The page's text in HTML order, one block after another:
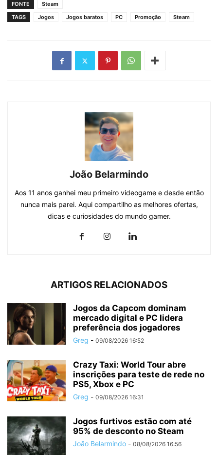
FONTE
Steam
TAGS
Jogos Jogos baratos PC Promoção Steam
João Belarmindo
Aos 11 anos ganhei meu primeiro videogame e desde então
nunca mais parei. Aqui compartilho as melhores ofertas,
dicas e curiosidades do mundo gamer.
ARTIGOS RELACIONADOS
Jogos da Capcom dominam
mercado digital e PC lidera
preferência dos jogadores
Greg - 09/08/2026 16:52
Crazy Taxi: World Tour abre
inscrições para teste de rede no
PS5, Xbox e PC
Greg - 09/08/2026 16:31
Jogos furtivos estão com até
95% de desconto no Steam
João Belarmindo - 08/08/2026 16:56